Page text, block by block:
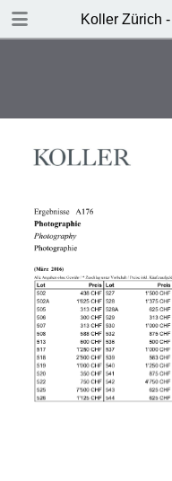
Koller Zürich
DOWNLOAD